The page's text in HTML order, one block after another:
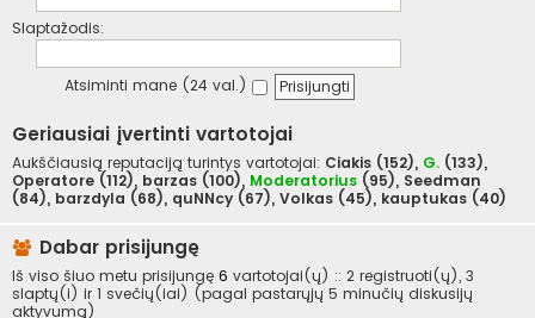
Slaptažodis:
Atsiminti mane (24 val.)
Geriausiai įvertinti vartotojai
Aukščiausią reputaciją turintys vartotojai: Ciakis (152), G. (133),
Operatore (112), barzas (100), Moderatorius (95), Seedman
(84), barzdyla (68), quNNcy (67), Volkas (45), kauptukas (40)
Dabar prisijungę
Iš viso šiuo metu prisijungę 6 vartotojai(ų) :: 2 registruoti(ų), 3
slaptų(i) ir 1 svečių(iai) (pagal pastarųjų 5 minučių diskusijų
aktyvumą)